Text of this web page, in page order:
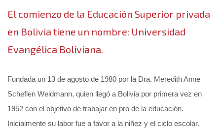
El comienzo de la Educación Superior privada
en Bolivia tiene un nombre: Universidad
Evangélica Boliviana.
Fundada un 13 de agosto de 1980 por la Dra. Meredith Anne
Scheflen Weidmann, quien llegó a Bolivia por primera vez en
1952 con el objetivo de trabajar en pro de la educación.
Inicialmente su labor fue a favor a la niñez y el ciclo escolar.